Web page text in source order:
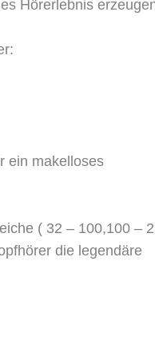
Hörerlebnis
ein makelloses
( 32 – 100,100 –
die legendäre